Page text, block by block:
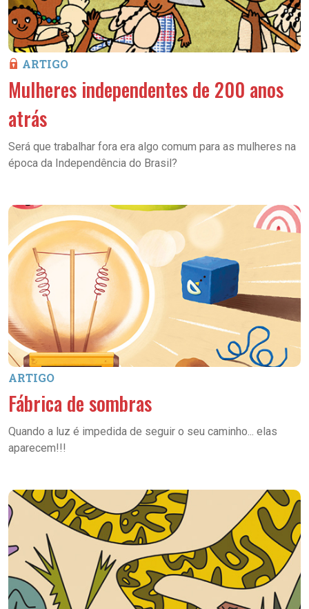
ARTIGO
Mulheres independentes de 200 anos
atrás
Será que trabalhar fora era algo comum para as mulheres na
época da Independência do Brasil?
ARTIGO
Fábrica de sombras
Quando a luz é impedida de seguir o seu caminho... elas
aparecem!!!